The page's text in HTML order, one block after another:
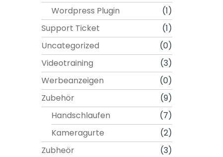
Wordpress Plugin
(1)
Support Ticket
(1)
Uncategorized
(0)
Videotraining
(3)
Werbeanzeigen
(0)
Zubehör
(9)
Handschlaufen
(7)
Kameragurte
(2)
Zubheör
(3)